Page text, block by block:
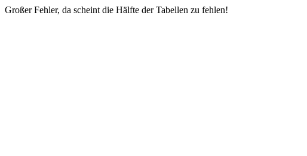
Großer Fehler, da scheint die Hälfte der Tabellen zu fehlen!